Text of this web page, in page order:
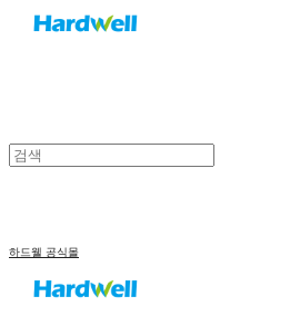
하드웰 공식몰